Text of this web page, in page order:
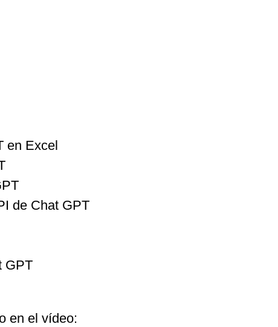
en Excel
de Chat GPT
GPT
en el vídeo: